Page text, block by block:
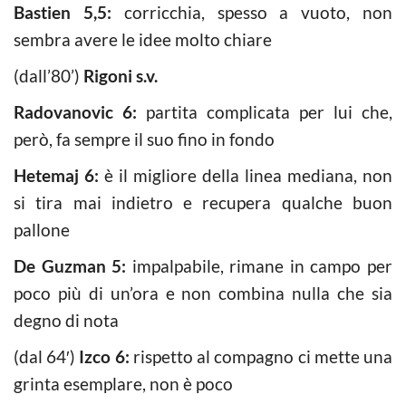
Bastien 5,5: corricchia, spesso a vuoto, non
sembra avere le idee molto chiare
(dall’80’) Rigoni s.v.
Radovanovic 6: partita complicata per lui che,
però, fa sempre il suo fino in fondo
Hetemaj 6: è il migliore della linea mediana, non
si tira mai indietro e recupera qualche buon
pallone
De Guzman 5: impalpabile, rimane in campo per
poco più di un’ora e non combina nulla che sia
degno di nota
(dal 64′) Izco 6: rispetto al compagno ci mette una
grinta esemplare, non è poco